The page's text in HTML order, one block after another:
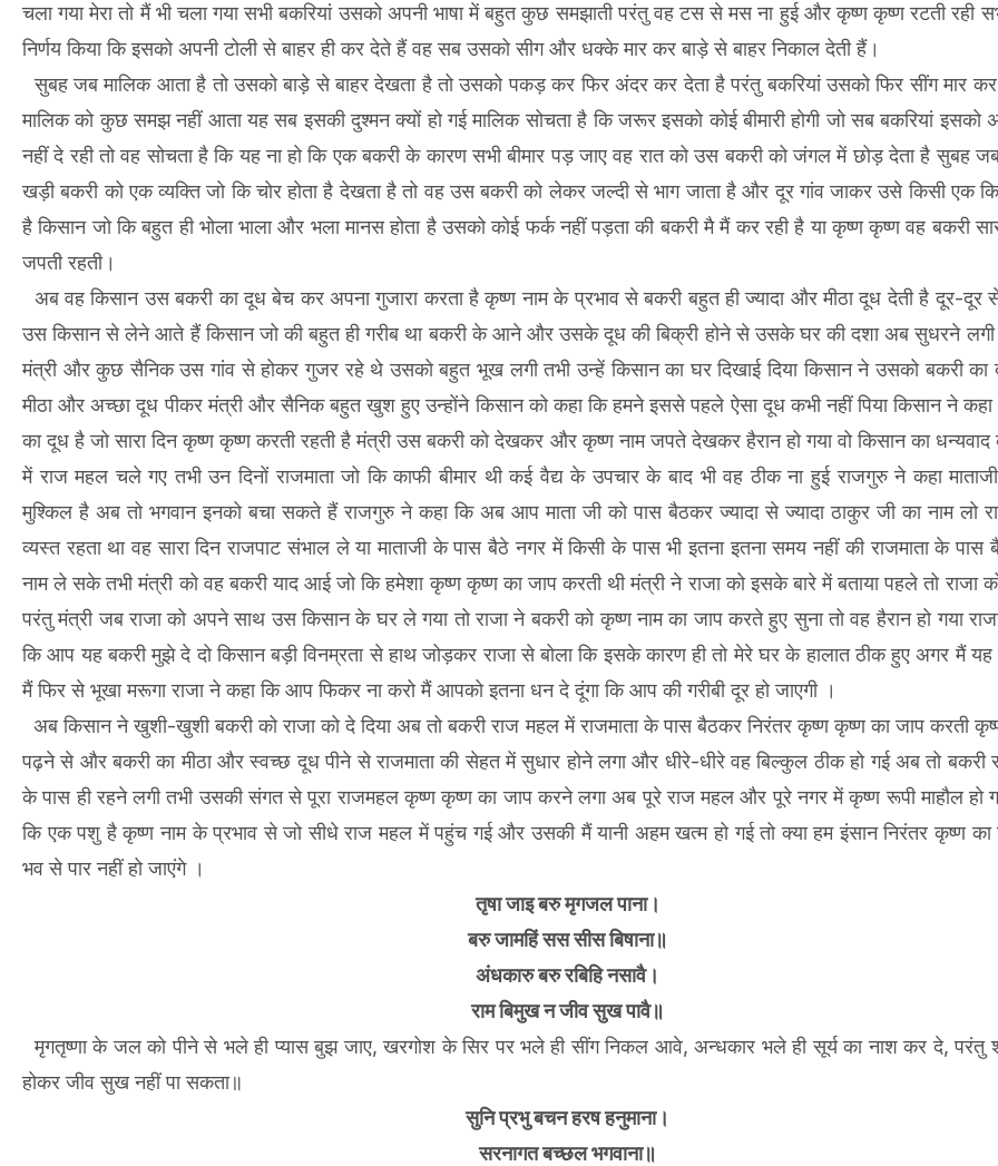
चला गया मेरा तो मैं भी चला गया सभी बकरियां उसको अपनी भाषा में बहुत कुछ समझाती परंतु वह टस से मस ना हुई और कृष्ण कृष्ण रटती रही
निर्णय किया कि इसको अपनी टोली से बाहर ही कर देते हैं वह सब उसको सीग और धक्के मार कर बाड़े से बाहर निकाल देती हैं।
सुबह जब मालिक आता है तो उसको बाड़े से बाहर देखता है तो उसको पकड़ कर फिर अंदर कर देता है परंतु बकरियां उसको फिर सींग मार कर
मालिक को कुछ समझ नहीं आता यह सब इसकी दुश्मन क्यों हो गई मालिक सोचता है कि जरूर इसको कोई बीमारी होगी जो सब बकरियां
नहीं दे रही तो वह सोचता है कि यह ना हो कि एक बकरी के कारण सभी बीमार पड़ जाए वह रात को उस बकरी को जंगल में छोड़ देता है सुबह
खड़ी बकरी को एक व्यक्ति जो कि चोर होता है देखता है तो वह उस बकरी को लेकर जल्दी से भाग जाता है और दूर गांव जाकर उसे किसी एक
है किसान जो कि बहुत ही भोला भाला और भला मानस होता है उसको कोई फर्क नहीं पड़ता की बकरी मै मैं कर रही है या कृष्ण कृष्ण वह बकरी
जपती रहती।
अब वह किसान उस बकरी का दूध बेच कर अपना गुजारा करता है कृष्ण नाम के प्रभाव से बकरी बहुत ही ज्यादा और मीठा दूध देती है दूर-दूर
उस किसान से लेने आते हैं किसान जो की बहुत ही गरीब था बकरी के आने और उसके दूध की बिक्री होने से उसके घर की दशा अब सुधरने लगी
मंत्री और कुछ सैनिक उस गांव से होकर गुजर रहे थे उसको बहुत भूख लगी तभी उन्हें किसान का घर दिखाई दिया किसान ने उसको बकरी का
मीठा और अच्छा दूध पीकर मंत्री और सैनिक बहुत खुश हुए उन्होंने किसान को कहा कि हमने इससे पहले ऐसा दूध कभी नहीं पिया किसान ने
का दूध है जो सारा दिन कृष्ण कृष्ण करती रहती है मंत्री उस बकरी को देखकर और कृष्ण नाम जपते देखकर हैरान हो गया वो किसान का
में राज महल चले गए तभी उन दिनों राजमाता जो कि काफी बीमार थी कई वैद्य के उपचार के बाद भी वह ठीक ना हुई राजगुरु ने कहा
मुश्किल है अब तो भगवान इनको बचा सकते हैं राजगुरु ने कहा कि अब आप माता जी को पास बैठकर ज्यादा से ज्यादा ठाकुर जी का नाम लो
व्यस्त रहता था वह सारा दिन राजपाट संभाल ले या माताजी के पास बैठे नगर में किसी के पास भी इतना इतना समय नहीं की राजमाता के पास
नाम ले सके तभी मंत्री को वह बकरी याद आई जो कि हमेशा कृष्ण कृष्ण का जाप करती थी मंत्री ने राजा को इसके बारे में बताया पहले तो राजा
परंतु मंत्री जब राजा को अपने साथ उस किसान के घर ले गया तो राजा ने बकरी को कृष्ण नाम का जाप करते हुए सुना तो वह हैरान हो गया
कि आप यह बकरी मुझे दे दो किसान बड़ी विनम्रता से हाथ जोड़कर राजा से बोला कि इसके कारण ही तो मेरे घर के हालात ठीक हुए अगर मैं
मैं फिर से भूखा मरूगा राजा ने कहा कि आप फिकर ना करो मैं आपको इतना धन दे दूंगा कि आप की गरीबी दूर हो जाएगी ।
अब किसान ने खुशी-खुशी बकरी को राजा को दे दिया अब तो बकरी राज महल में राजमाता के पास बैठकर निरंतर कृष्ण कृष्ण का जाप करती
पढ़ने से और बकरी का मीठा और स्वच्छ दूध पीने से राजमाता की सेहत में सुधार होने लगा और धीरे-धीरे वह बिल्कुल ठीक हो गई अब तो बकरी
के पास ही रहने लगी तभी उसकी संगत से पूरा राजमहल कृष्ण कृष्ण का जाप करने लगा अब पूरे राज महल और पूरे नगर में कृष्ण रूपी माहौल हो
कि एक पशु है कृष्ण नाम के प्रभाव से जो सीधे राज महल में पहुंच गई और उसकी मैं यानी अहम खत्म हो गई तो क्या हम इंसान निरंतर कृष्ण
भव से पार नहीं हो जाएंगे ।
तृषा जाइ बरु मृगजल पाना।
बरु जामहिं सस सीस बिषाना॥
अंधकारु बरु रबिहि नसावै।
राम बिमुख न जीव सुख पावै॥
मृगतृष्णा के जल को पीने से भले ही प्यास बुझ जाए, खरगोश के सिर पर भले ही सींग निकल आवे, अन्धकार भले ही सूर्य का नाश कर दे, परंतु
होकर जीव सुख नहीं पा सकता॥
सुनि प्रभु बचन हरष हनुमाना।
सरनागत बच्छल भगवाना॥